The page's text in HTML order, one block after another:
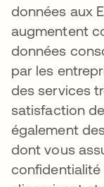
données aux
augmentent
données
par les
des services
satisfaction
également
dont vous
confidentialité